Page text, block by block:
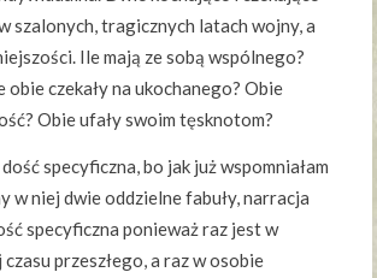
szalonych, tragicznych latach wojny, a
Ile mają ze sobą wspólnego?
obie czekały na ukochanego? Obie
Obie ufały swoim tęsknotom?
specyficzna, bo jak już wspomniałam
w niej dwie oddzielne fabuły, narracja
specyficzna ponieważ raz jest w
przeszłego, a raz w osobie